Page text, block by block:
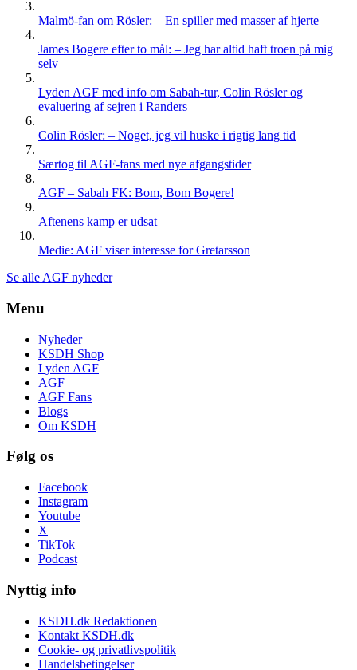
Malmö-fan om Rösler: – En spiller med masser af hjerte
James Bogere efter to mål: – Jeg har altid haft troen på mig
selv
Lyden AGF med info om Sabah-tur, Colin Rösler og
evaluering af sejren i Randers
Colin Rösler: – Noget, jeg vil huske i rigtig lang tid
Særtog til AGF-fans med nye afgangstider
AGF – Sabah FK: Bom, Bom Bogere!
Aftenens kamp er udsat
Medie: AGF viser interesse for Gretarsson
Se alle AGF nyheder
Menu
Nyheder
KSDH Shop
Lyden AGF
AGF
AGF Fans
Blogs
Om KSDH
Følg os
Facebook
Instagram
Youtube
X
TikTok
Podcast
Nyttig info
KSDH.dk Redaktionen
Kontakt KSDH.dk
Cookie- og privatlivspolitik
Handelsbetingelser